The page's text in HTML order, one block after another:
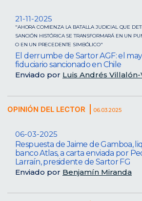
21-11-2025
"AHORA COMIENZA LA BATALLA JUDICIAL QUE
SANCIÓN HISTÓRICA SE TRANSFORMARÁ EN UN
O EN UN PRECEDENTE SIMBÓLICO"
El derrumbe de Sartor AGF: el
fiduciario sancionado en Chile
Enviado por Luis Andrés
OPINIÓN DEL LECTOR 06.03.2025
06-03-2025
Respuesta de Jaime de Gamboa,
banco Atlas, a carta enviada por
Larraín, presidente de Sartor FG
Enviado por Benjamín Miranda